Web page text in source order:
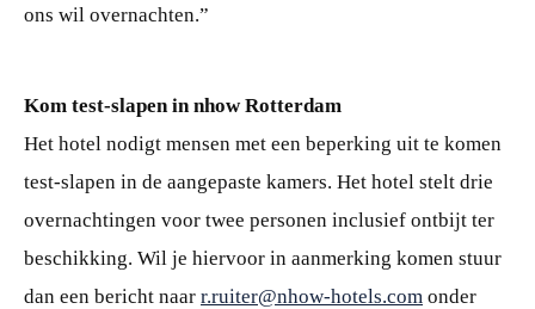
ons wil overnachten.”
Kom test-slapen in nhow Rotterdam
Het hotel nodigt mensen met een beperking uit te komen
test-slapen in de aangepaste kamers. Het hotel stelt drie
overnachtingen voor twee personen inclusief ontbijt ter
beschikking. Wil je hiervoor in aanmerking komen stuur
dan een bericht naar r.ruiter@nhow-hotels.com onder